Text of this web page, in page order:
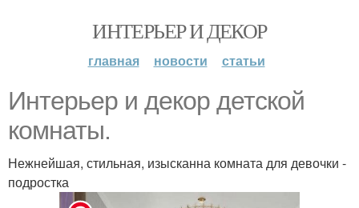
ИНТЕРЬЕР И ДЕКОР
главная новости статьи
Интерьер и декор детской
комнаты.
Нежнейшая, стильная, изысканна комната для девочки -
подростка